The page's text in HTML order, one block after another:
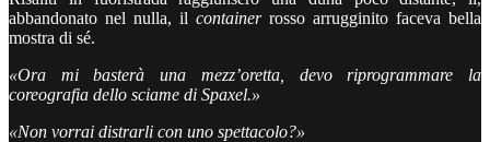
abbandonato nel nulla, il container rosso arrugginito faceva bella
mostra di sé.
«Ora mi basterà una mezz’oretta, devo riprogrammare la
coreografia dello sciame di Spaxel.»
«Non vorrai distrarli con uno spettacolo?»